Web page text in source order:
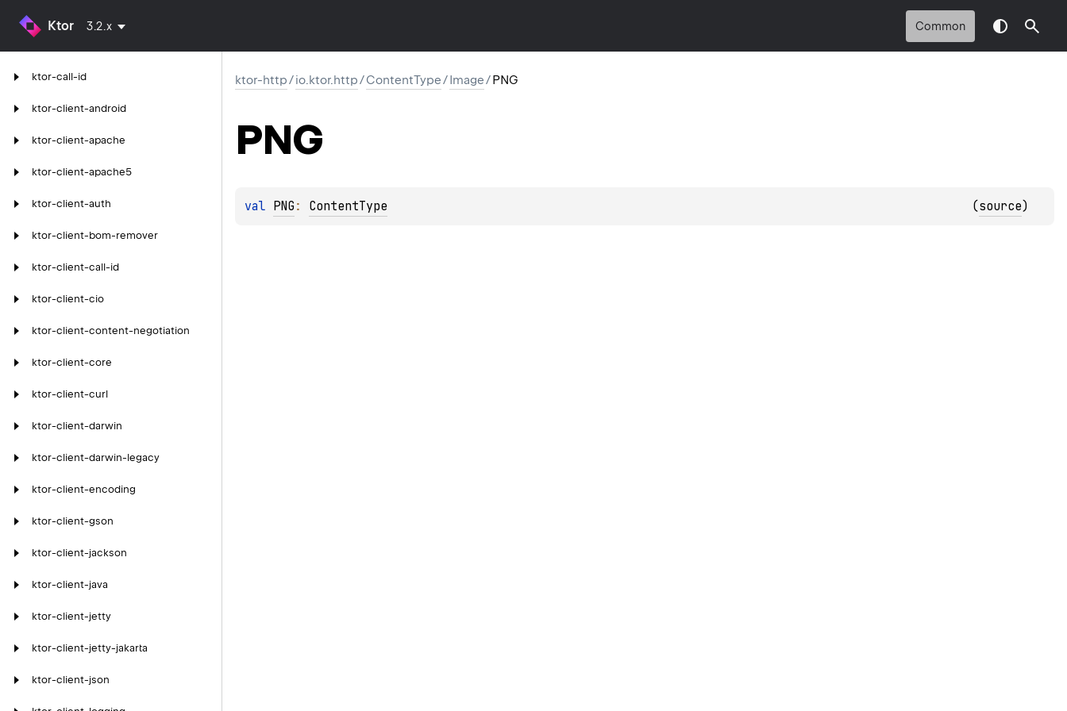
Ktor 3.2.x Common
ktor-call-id
ktor-client-android
ktor-client-apache
ktor-client-apache5
ktor-client-auth
ktor-client-bom-remover
ktor-client-call-id
ktor-client-cio
ktor-client-content-negotiation
ktor-client-core
ktor-client-curl
ktor-client-darwin
ktor-client-darwin-legacy
ktor-client-encoding
ktor-client-gson
ktor-client-jackson
ktor-client-java
ktor-client-jetty
ktor-client-jetty-jakarta
ktor-client-json
ktor-http/io.ktor.http/ContentType/Image/PNG
PNG
val PNG : ContentType (source)